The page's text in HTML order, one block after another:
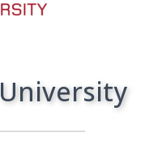
Ltd w celach